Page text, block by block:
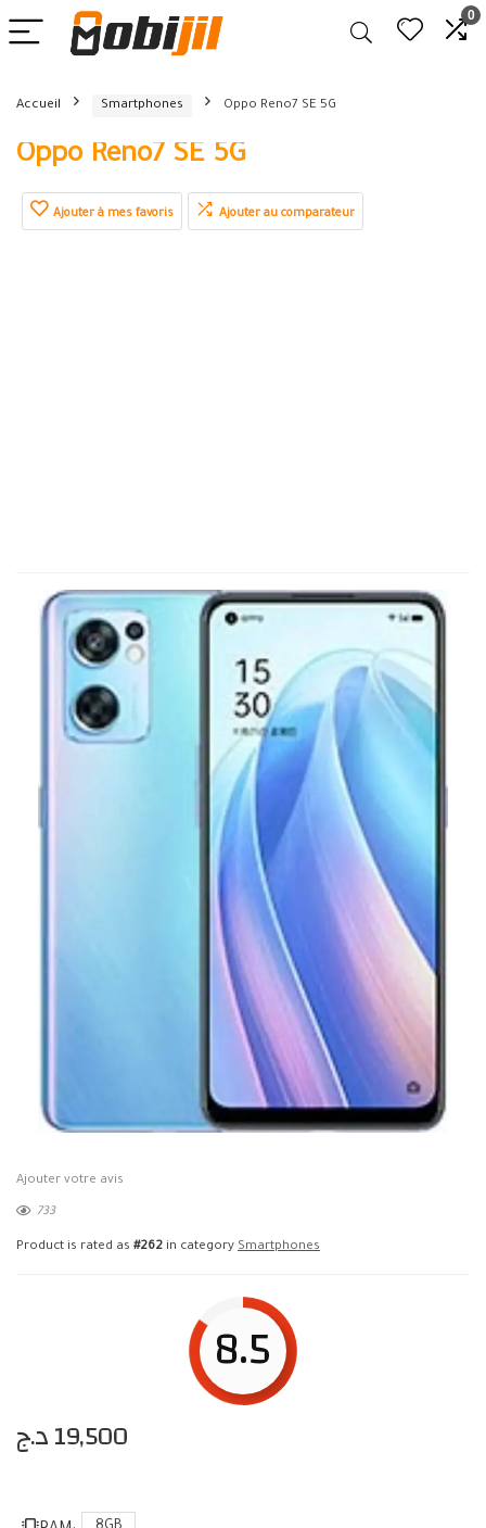
0
Accueil Smartphones Oppo Reno7 SE 5G
Oppo Reno7 SE 5G
Ajouter à mes favoris Ajouter au comparateur
Ajouter votre avis
733
Product is rated as #262 in category Smartphones
8.5
19,500د.ج